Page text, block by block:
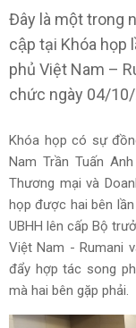
Đây là một trong
cập tại Khóa họp
phủ Việt Nam –
chức ngày 04/
Khóa họp có sự
Nam Trần Tuấn
Thương mại và
họp được hai bên
UBHH lên cấp Bộ
Việt Nam - Rumani
đẩy hợp tác song
mà hai bên gặp phải.